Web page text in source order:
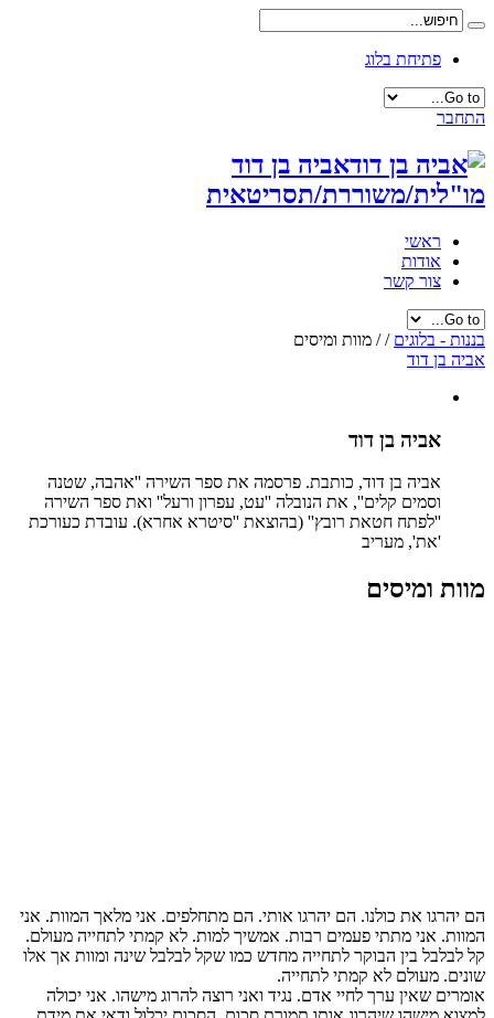
פתיחת בלוג
התחבר
אביה בן דוד
מו"לית/משוררת/תסריטאית
ראשי
אודות
צור קשר
בננות - בלוגים /
/ מוות ומיסים
אביה בן דוד
אביה בן דוד
אביה בן דוד, כותבת. פרסמה את ספר השירה ''אהבה, שטנה
וסמים קלים'', את הנובלה ''עט, עפרון ורעל'' ואת ספר השירה
''לפתח חטאת רובץ'' (בהוצאת ''סיטרא אחרא). עובדת כעורכת
'את', מעריב
מוות ומיסים
הם יהרגו את כולנו. הם יהרגו אותי. הם מתחלפים. אני מלאך המוות. אני
המוות. אני מתתי פעמים רבות. אמשיך למות. לא קמתי לתחייה מעולם.
קל לבלבל בין הבוקר לתחייה מחדש כמו שקל לבלבל שינה ומוות אך אלו
שונים. מעולם לא קמתי לתחייה.
אומרים שאין ערך לחיי אדם. נגיד ואני רוצה להרוג מישהו. אני יכולה